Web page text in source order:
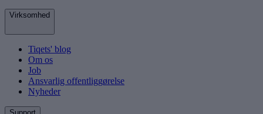
Virksomhed
Tiqets' blog
Om os
Job
Ansvarlig offentliggørelse
Nyheder